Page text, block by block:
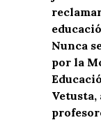
r
e
Nunca
por la
Vetusta,